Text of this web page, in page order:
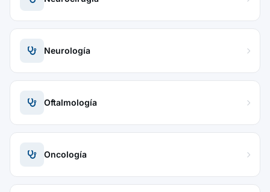
Neurología
Oftalmología
Oncología